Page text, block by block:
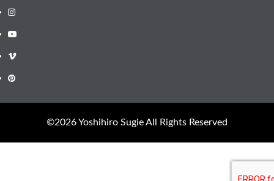
Instagram
Youtube
Vimeo
Pinterest
©︎2026 Yoshihiro Sugie All Rights Reserved